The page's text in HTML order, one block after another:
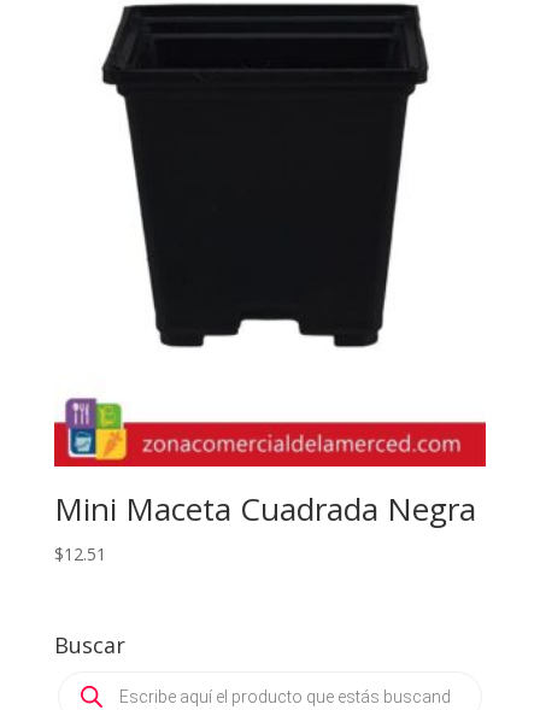
Mini Maceta Cuadrada Negra
$12.51
Buscar
search